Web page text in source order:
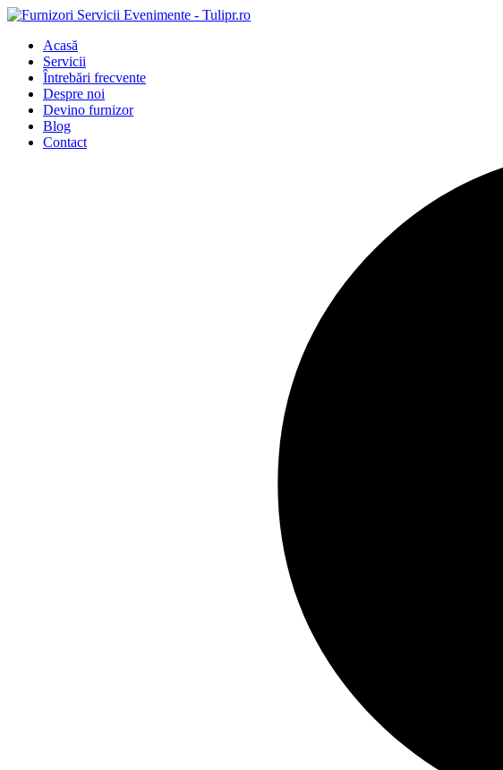
Acasă
Servicii
Întrebări frecvente
Despre noi
Devino furnizor
Blog
Contact